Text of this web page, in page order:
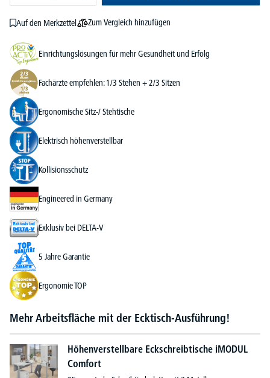
Auf den Merkzettel Zum Vergleich hinzufügen
Einrichtungslösungen für mehr Gesundheit und Erfolg
Fachärzte empfehlen: 1/3 Stehen + 2/3 Sitzen
Ergonomische Sitz-/ Stehtische
Elektrisch höhenverstellbar
Kollisionsschutz
Engineered in Germany
Exklusiv bei DELTA-V
5 Jahre Garantie
Ergonomie TOP
Mehr Arbeitsfläche mit der Ecktisch-Ausführung!
Höhenverstellbare Eckschreibtische iMODUL
Comfort